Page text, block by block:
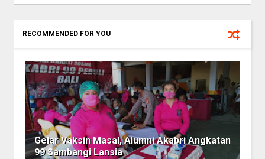
RECOMMENDED FOR YOU
Gelar Vaksin Masal, Alumni Akabri Angkatan
99 Sambangi Lansia